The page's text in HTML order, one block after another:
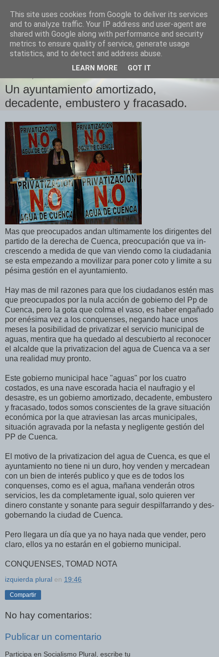
Izquierda Plural
Desde Cuenca para el mundo
Un ayuntamiento amortizado,
decadente, embustero y fracasado.
Mas que preocupados andan ultimamente los dirigentes del
partido de la derecha de Cuenca, preocupación que va in-
crescendo a medida de que van viendo como la ciudadania
se esta empezando a movilizar para poner coto y limite a su
pésima gestión en el ayuntamiento.
Hay mas de mil razones para que los ciudadanos estén mas
que preocupados por la nula acción de gobierno del Pp de
Cuenca, pero la gota que colma el vaso, es haber engañado
por enésima vez a los conquenses, negando hace unos
meses la posibilidad de privatizar el servicio municipal de
aguas, mentira que ha quedado al descubierto al reconocer
el alcalde que la privatizacion del agua de Cuenca va a ser
una realidad muy pronto.
Este gobierno municipal hace "aguas" por los cuatro
costados, es una nave escorada hacia el naufragio y el
desastre, es un gobierno amortizado, decadente, embustero
y fracasado, todos somos conscientes de la grave situación
económica por la que atraviesan las arcas municipales,
situación agravada por la nefasta y negligente gestión del
PP de Cuenca.
El motivo de la privatizacion del agua de Cuenca, es que el
ayuntamiento no tiene ni un duro, hoy venden y mercadean
con un bien de interés publico y que es de todos los
conquenses, como es el agua, mañana venderán otros
servicios, les da completamente igual, solo quieren ver
dinero constante y sonante para seguir despilfarrando y des-
gobernando la ciudad de Cuenca.
Pero llegara un día que ya no haya nada que vender, pero
claro, ellos ya no estarán en el gobierno municipal.
CONQUENSES, TOMAD NOTA
izquierda plural en 19:46
Compartir
No hay comentarios:
Publicar un comentario
Participa en Socialismo Plural, escribe tu
This site uses cookies from Google to deliver its services
and to analyze traffic. Your IP address and user-agent are
shared with Google along with performance and security
metrics to ensure quality of service, generate usage
statistics, and to detect and address abuse.
LEARN MORE GOT IT